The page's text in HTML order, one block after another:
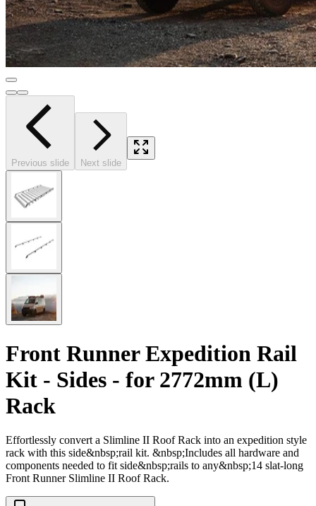
Previous slide Next slide
Front Runner Expedition Rail
Kit - Sides - for 2772mm (L)
Rack
Effortlessly convert a Slimline II Roof Rack into an expedition style
rack with this side&nbsp;rail kit. &nbsp;Includes all hardware and
components needed to fit side&nbsp;rails to any&nbsp;14 slat-long
Front Runner Slimline II Roof Rack.